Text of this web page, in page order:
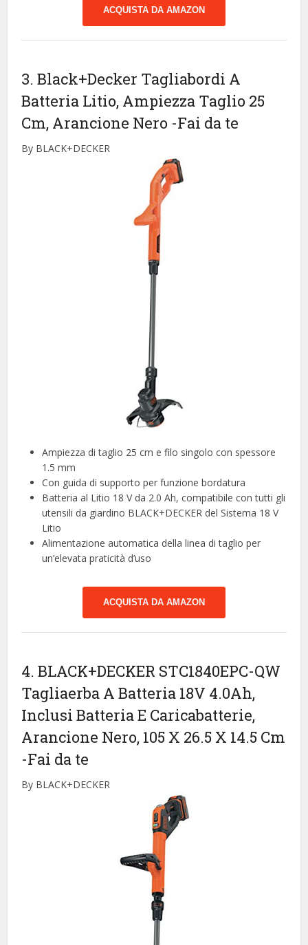
ACQUISTA DA AMAZON
3. Black+Decker Tagliabordi A
Batteria Litio, Ampiezza Taglio 25
Cm, Arancione Nero -Fai da te
By BLACK+DECKER
Ampiezza di taglio 25 cm e filo singolo con spessore
1.5 mm
Con guida di supporto per funzione bordatura
Batteria al Litio 18 V da 2.0 Ah, compatibile con tutti gli
utensili da giardino BLACK+DECKER del Sistema 18 V
Litio
Alimentazione automatica della linea di taglio per
un’elevata praticità d’uso
ACQUISTA DA AMAZON
4. BLACK+DECKER STC1840EPC-QW
Tagliaerba A Batteria 18V 4.0Ah,
Inclusi Batteria E Caricabatterie,
Arancione Nero, 105 X 26.5 X 14.5 Cm
-Fai da te
By BLACK+DECKER